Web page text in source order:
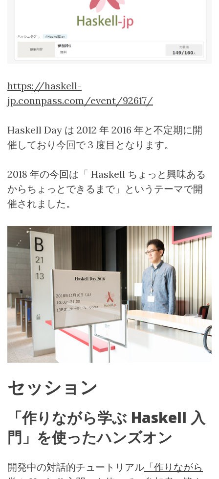
https://haskell-
jp.connpass.com/event/92617/
Haskell Day は 2012 年 2016 年と不定期に開
催しており今回で 3 度目となります。
2018 年の今回は「 Haskell ちょっと興味ある
からちょっとできるまで」というテーマで開
催されました。
セッション
「作りながら学ぶ Haskell 入
門」を使ったハンズオン
開発中の対話的チュートリアル 「作りながら